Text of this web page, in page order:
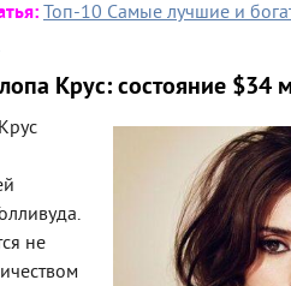
Топ-10 Самые лучшие и
Крус: состояние $34
не